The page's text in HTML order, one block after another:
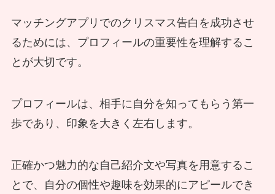
マッチングアプリでのクリスマス告白を成功させ
るためには、プロフィールの重要性を理解するこ
とが大切です。
プロフィールは、相手に自分を知ってもらう第一
歩であり、印象を大きく左右します。
正確かつ魅力的な自己紹介文や写真を用意するこ
とで、自分の個性や趣味を効果的にアピールでき